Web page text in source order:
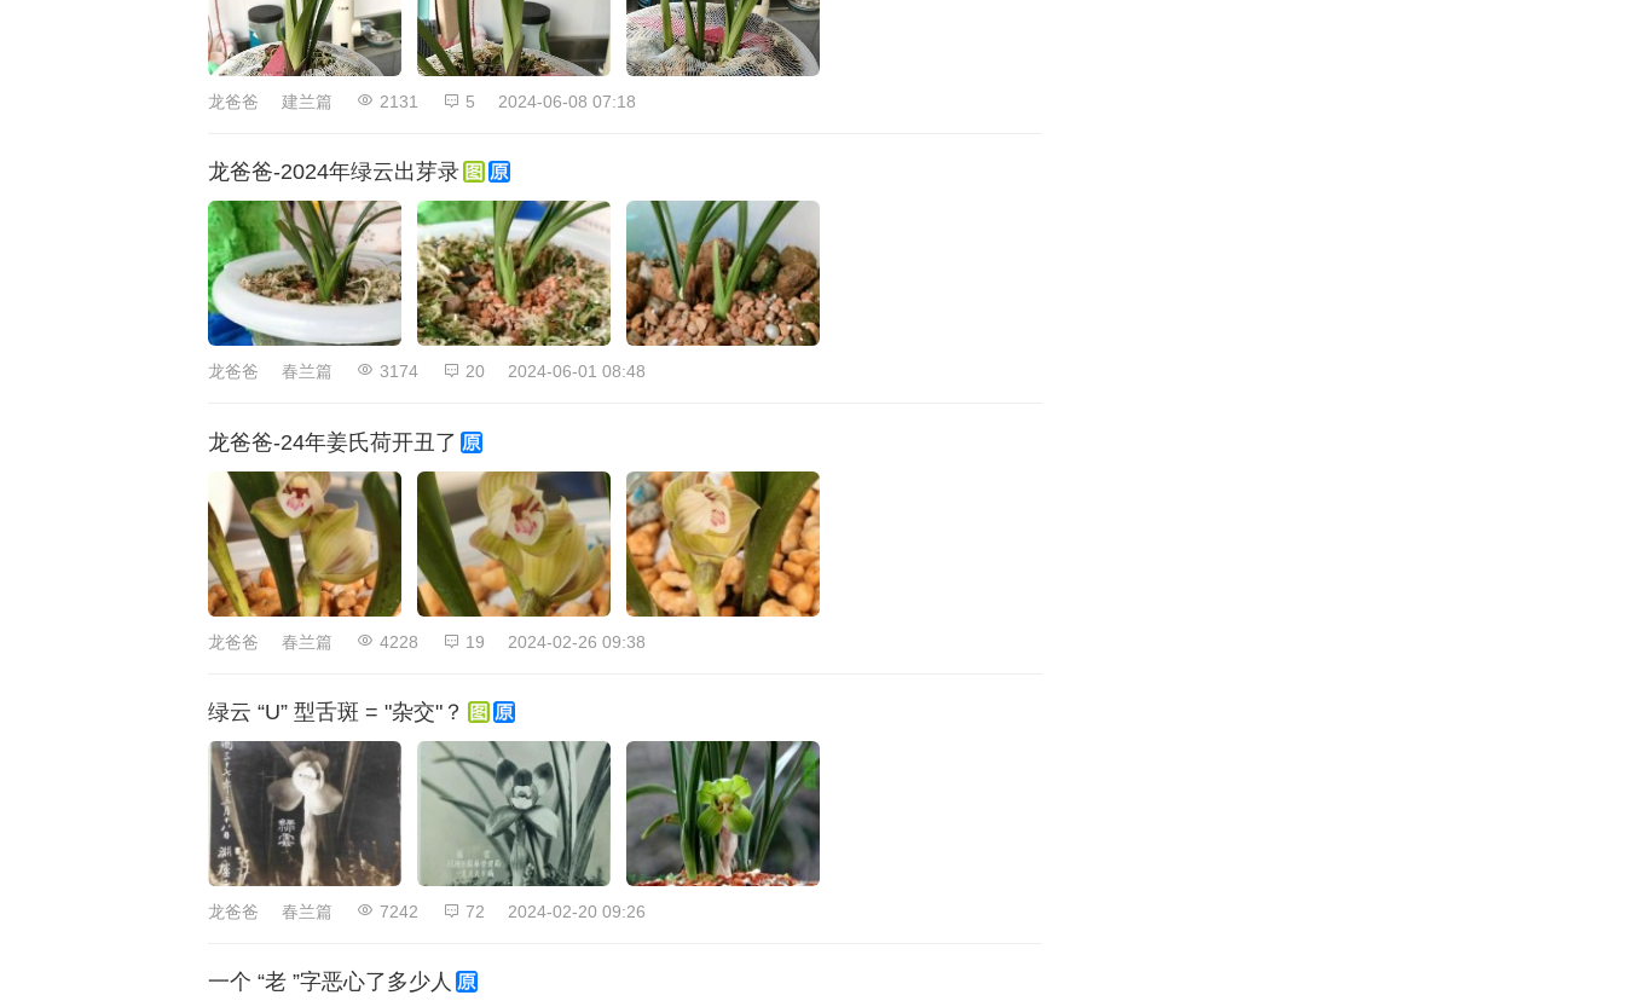
龙爸爸 建兰篇 2131 5 2024-06-08 07:18
龙爸爸-2024年绿云出芽录
龙爸爸 春兰篇 3174 20 2024-06-01 08:48
龙爸爸-24年姜氏荷开丑了
龙爸爸 春兰篇 4228 19 2024-02-26 09:38
绿云 “U” 型舌斑 = "杂交"？
龙爸爸 春兰篇 7242 72 2024-02-20 09:26
一个 “老 ”字恶心了多少人